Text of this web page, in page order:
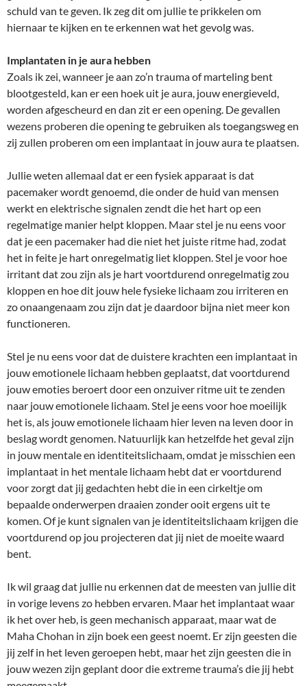
schuld van te geven. Ik zeg dit om jullie te prikkelen om
hiernaar te kijken en te erkennen wat het gevolg was.
Implantaten in je aura hebben
Zoals ik zei, wanneer je aan zo’n trauma of marteling bent
blootgesteld, kan er een hoek uit je aura, jouw energieveld,
worden afgescheurd en dan zit er een opening. De gevallen
wezens proberen die opening te gebruiken als toegangsweg en
zij zullen proberen om een implantaat in jouw aura te plaatsen.
Jullie weten allemaal dat er een fysiek apparaat is dat
pacemaker wordt genoemd, die onder de huid van mensen
werkt en elektrische signalen zendt die het hart op een
regelmatige manier helpt kloppen. Maar stel je nu eens voor
dat je een pacemaker had die niet het juiste ritme had, zodat
het in feite je hart onregelmatig liet kloppen. Stel je voor hoe
irritant dat zou zijn als je hart voortdurend onregelmatig zou
kloppen en hoe dit jouw hele fysieke lichaam zou irriteren en
zo onaangenaam zou zijn dat je daardoor bijna niet meer kon
functioneren.
Stel je nu eens voor dat de duistere krachten een implantaat in
jouw emotionele lichaam hebben geplaatst, dat voortdurend
jouw emoties beroert door een onzuiver ritme uit te zenden
naar jouw emotionele lichaam. Stel je eens voor hoe moeilijk
het is, als jouw emotionele lichaam hier leven na leven door in
beslag wordt genomen. Natuurlijk kan hetzelfde het geval zijn
in jouw mentale en identiteitslichaam, omdat je misschien een
implantaat in het mentale lichaam hebt dat er voortdurend
voor zorgt dat jij gedachten hebt die in een cirkeltje om
bepaalde onderwerpen draaien zonder ooit ergens uit te
komen. Of je kunt signalen van je identiteitslichaam krijgen die
voortdurend op jou projecteren dat jij niet de moeite waard
bent.
Ik wil graag dat jullie nu erkennen dat de meesten van jullie dit
in vorige levens zo hebben ervaren. Maar het implantaat waar
ik het over heb, is geen mechanisch apparaat, maar wat de
Maha Chohan in zijn boek een geest noemt. Er zijn geesten die
jij zelf in het leven geroepen hebt, maar het zijn geesten die in
jouw wezen zijn geplant door die extreme trauma’s die jij hebt